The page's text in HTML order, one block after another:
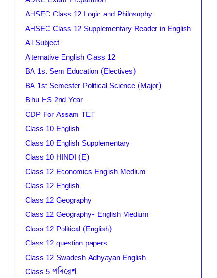
AHSEC Class 12 Logic and Philosophy
AHSEC Class 12 Supplementary Reader in English
All Subject
Alternative English Class 12
BA 1st Sem Education (Electives)
BA 1st Semester Political Science (Major)
Bihu HS 2nd Year
CDP For Assam TET
Class 10 English
Class 10 English Supplementary
Class 10 HINDI (E)
Class 12 Economics English Medium
Class 12 English
Class 12 Geography
Class 12 Geography- English Medium
Class 12 Political (English)
Class 12 question papers
Class 12 Swadesh Adhyayan English
Class 5 পৰিৱেশ